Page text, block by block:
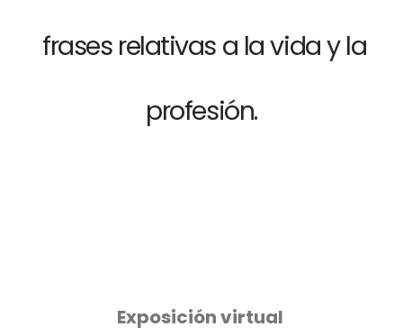
frases relativas a la vida y la
profesión.
Exposición virtual